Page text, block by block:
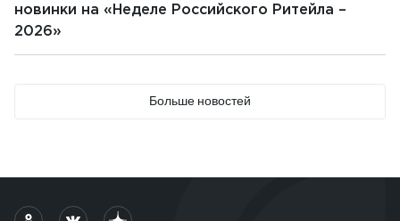
новинки на «Неделе Российского Ритейла –
2026»
Больше новостей